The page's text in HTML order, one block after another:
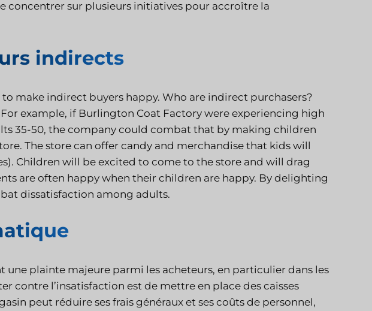
concentrer sur plusieurs initiatives pour accroître la
indirects
make indirect buyers happy. Who are indirect purchasers?
example, if Burlington Coat Factory were experiencing high
35-50, the company could combat that by making children
The store can offer candy and merchandise that kids will
Children will be excited to come to the store and will drag
are often happy when their children are happy. By delighting
dissatisfaction among adults.
une plainte majeure parmi les acheteurs, en particulier dans les
contre l’insatisfaction est de mettre en place des caisses
peut réduire ses frais généraux et ses coûts de personnel,